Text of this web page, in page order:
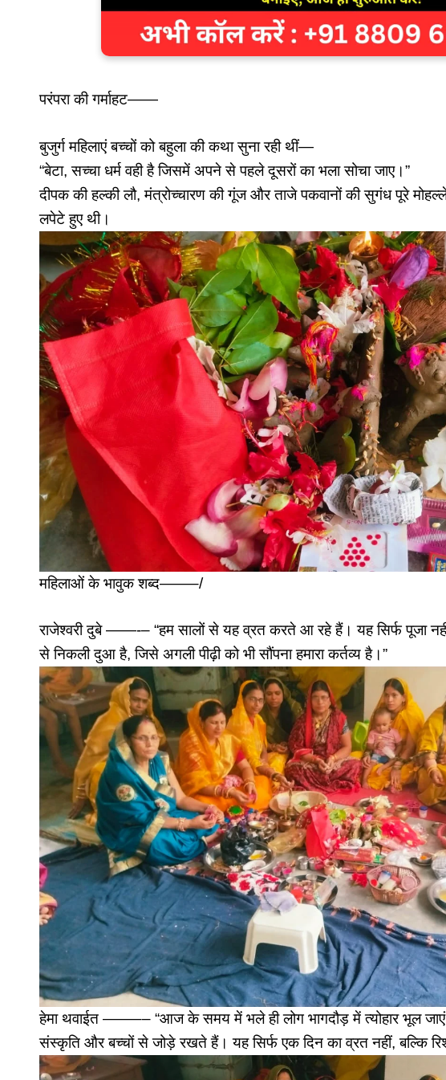
परंपरा की गर्माहट——
बुजुर्ग महिलाएं बच्चों को बहुला की कथा सुना रही थीं—
“बेटा, सच्चा धर्म वही है जिसमें अपने से पहले दूसरों का भला सोचा जाए।”
दीपक की हल्की लौ, मंत्रोच्चारण की गूंज और ताजे पकवानों की सुगंध पूरे
लपेटे हुए थी।
महिलाओं के भावुक शब्द——–/
राजेश्वरी दुबे ——-– “हम सालों से यह व्रत करते आ रहे हैं। यह सिर्फ पूजा
से निकली दुआ है, जिसे अगली पीढ़ी को भी सौंपना हमारा कर्तव्य है।”
हेमा थवाईत ——–– “आज के समय में भले ही लोग भागदौड़ में त्योहार भूल
संस्कृति और बच्चों से जोड़े रखते हैं। यह सिर्फ एक दिन का व्रत नहीं, बल्कि